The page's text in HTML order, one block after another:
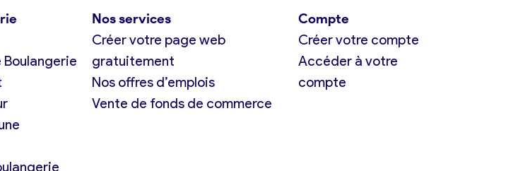
Nos services
Créer votre page web
gratuitement
Nos offres d’emplois
Vente de fonds de commerce
Compte
Créer votre compte
Accéder à votre
compte